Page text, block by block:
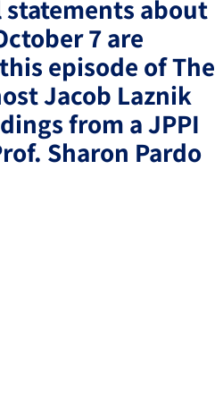
about
7 are
episode of The
Jacob Laznik
from a JPPI
Sharon Pardo